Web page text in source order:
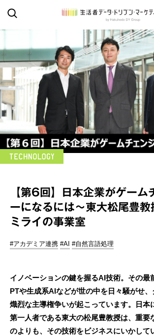
【第6回】日本企業がゲーム
ーになるには～東大松尾豊
ミライの事業室
#アカデミア連携 #AI #自然言語処理
イノベーションの鍵を握るAI技術。その最
PTや生成系AIなどが世の中を日々騒がせ
熾烈な主導権争いが起こっています。日本
第一人者である東大の松尾豊教授は、重要
のよりも、その技術をビジネスにいかして